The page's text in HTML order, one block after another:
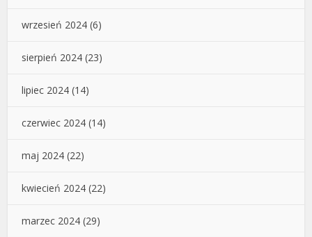
wrzesień 2024 (6)
sierpień 2024 (23)
lipiec 2024 (14)
czerwiec 2024 (14)
maj 2024 (22)
kwiecień 2024 (22)
marzec 2024 (29)